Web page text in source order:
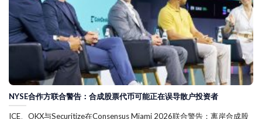
NYSE合作方联合警告：合成股票代币可能正在误导散户投资者
ICE、OKX与Securitize在Consensus Miami 2026联合警告：离岸合成股